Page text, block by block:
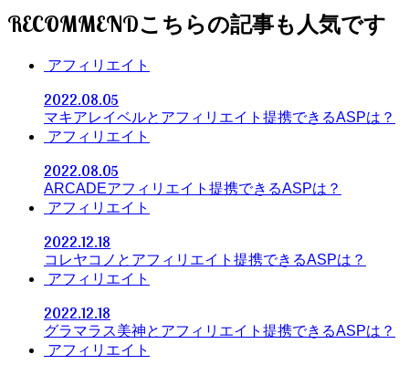
RECOMMEND
アフィリエイト
2022.08.05
マキアレイベルとアフィリエイト提携できるASPは？
アフィリエイト
2022.08.05
ARCADEアフィリエイト提携できるASPは？
アフィリエイト
2022.12.18
コレヤコノとアフィリエイト提携できるASPは？
アフィリエイト
2022.12.18
グラマラス美神とアフィリエイト提携できるASPは？
アフィリエイト